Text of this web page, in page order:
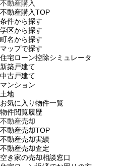
不動産購入
不動産購入TOP
条件から探す
学区から探す
町名から探す
マップで探す
住宅ローン控除シミュレータ
新築戸建て
中古戸建て
マンション
土地
お気に入り物件一覧
物件閲覧履歴
不動産売却
不動産売却TOP
不動産売却実績
不動産売却査定
空き家の売却相談窓口